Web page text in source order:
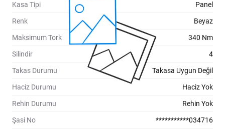
Kasa Tipi Panel
Renk Beyaz
Maksimum Tork 340 Nm
Silindir 4
Takas Durumu Takasa Uygun Değil
Haciz Durumu Haciz Yok
Rehin Durumu Rehin Yok
Şasi No ***********034716